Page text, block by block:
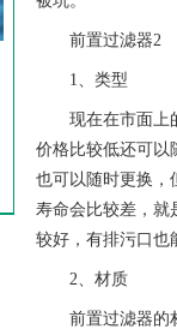
前置过滤器2
1、类型
现在在市面上
价格比较低还可以
也可以随时更换，
寿命会比较差，就
较好，有排污口也
2、材质
前置过滤器的